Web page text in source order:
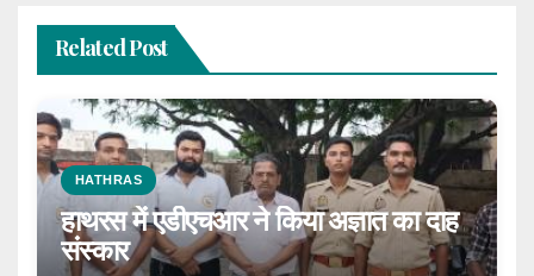
Related Post
HATHRAS
हाथरस में एडीएचआर ने किया अज्ञात का दाह
संस्कार